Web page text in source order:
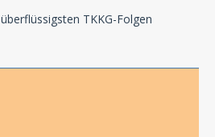
TKKG-Folgen